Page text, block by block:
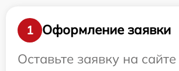
1
Оформление заявки
Оставьте заявку на сайте